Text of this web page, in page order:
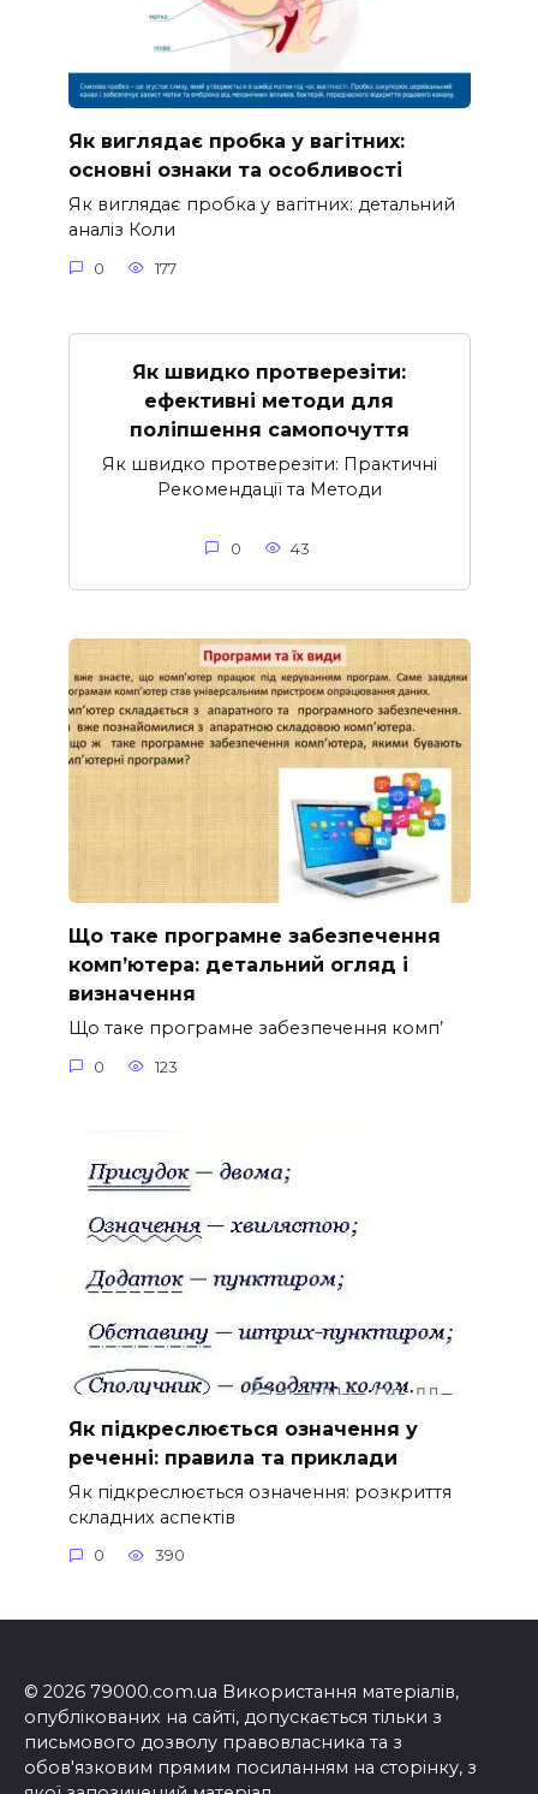
Як виглядає пробка у вагітних:
основні ознаки та особливості
Як виглядає пробка у вагітних: детальний
аналіз Коли
0 177
Як швидко протверезіти:
ефективні методи для
поліпшення самопочуття
Як швидко протверезіти: Практичні
Рекомендації та Методи
0 43
Що таке програмне забезпечення
комп’ютера: детальний огляд і
визначення
Що таке програмне забезпечення комп’
0 123
Як підкреслюється означення у
реченні: правила та приклади
Як підкреслюється означення: розкриття
складних аспектів
0 390
© 2026 79000.com.ua Використання матеріалів,
опублікованих на сайті, допускається тільки з
письмового дозволу правовласника та з
обов'язковим прямим посиланням на сторінку, з